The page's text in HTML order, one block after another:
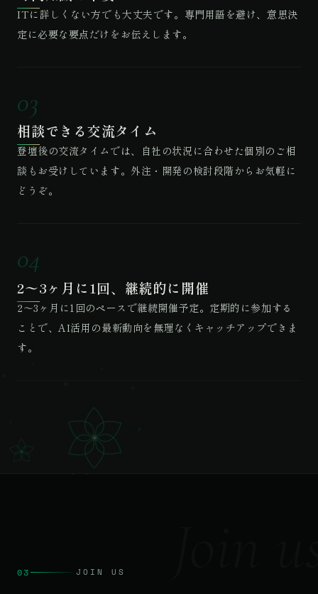
ITに詳しくない方でも大丈夫です。専門用語を避け、意思決
定に必要な要点だけをお伝えします。
03
相談できる交流タイム
登壇後の交流タイムでは、自社の状況に合わせた個別のご相
談もお受けしています。外注・開発の検討段階からお気軽に
どうぞ。
04
2〜3ヶ月に1回、継続的に開催
2〜3ヶ月に1回のペースで継続開催予定。定期的に参加する
ことで、AI活用の最新動向を無理なくキャッチアップできま
す。
03 JOIN US